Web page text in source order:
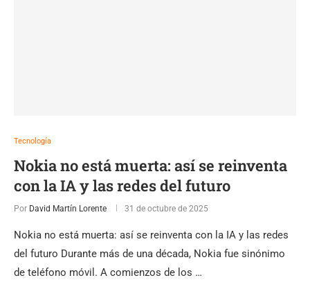
Tecnología
Nokia no está muerta: así se reinventa
con la IA y las redes del futuro
Por David Martín Lorente 31 de octubre de 2025
Nokia no está muerta: así se reinventa con la IA y las redes
del futuro Durante más de una década, Nokia fue sinónimo
de teléfono móvil. A comienzos de los …